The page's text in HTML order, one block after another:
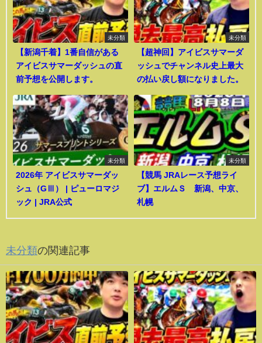
未分類
【新潟千着】1番自信がある
アイビスサマーダッシュの直
前予想を公開します。
未分類
【超神回】アイビスサマーダ
ッシュでチャンネル史上最大
の払い戻し額になりました。
未分類
2026年 アイビスサマーダッ
シュ（GⅢ） | ピューロマジ
ック | JRA公式
未分類
【競馬 JRAレース予想ライ
ブ】エルムＳ 新潟、中京、
札幌
未分類の関連記事